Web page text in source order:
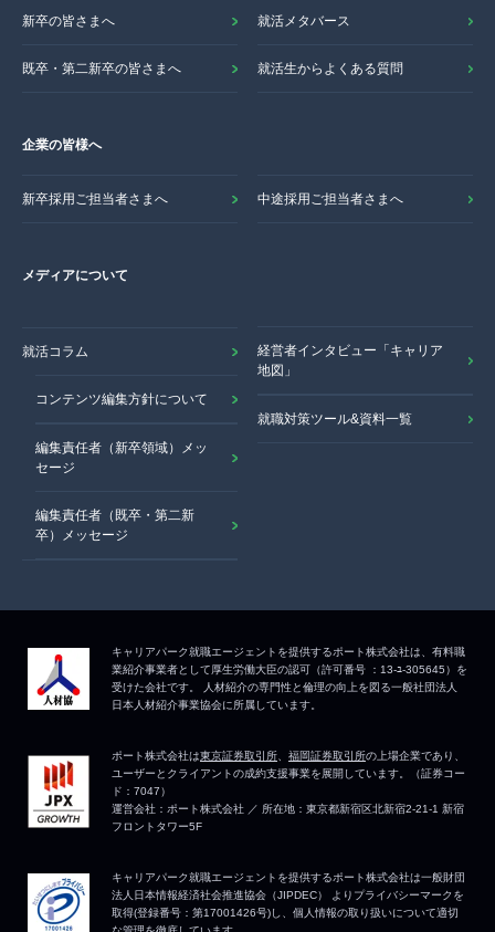
新卒の皆さまへ 就活メタバース
既卒・第二新卒の皆さまへ 就活生からよくある質問
企業の皆様へ
新卒採用ご担当者さまへ 中途採用ご担当者さまへ
メディアについて
就活コラム
コンテンツ編集方針について
編集責任者（新卒領域）メッ
セージ
編集責任者（既卒・第二新
卒）メッセージ
経営者インタビュー「キャリア
地図」
就職対策ツール&資料一覧